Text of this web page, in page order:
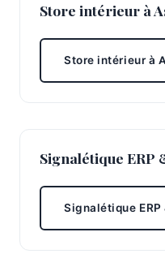
Store intérieur à
Store intérieur à
Signalétique ERP
Signalétique